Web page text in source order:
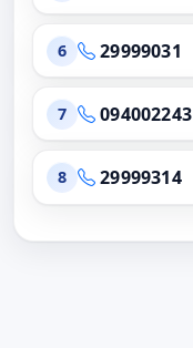
6 29999031
7 094002243
8 29999314